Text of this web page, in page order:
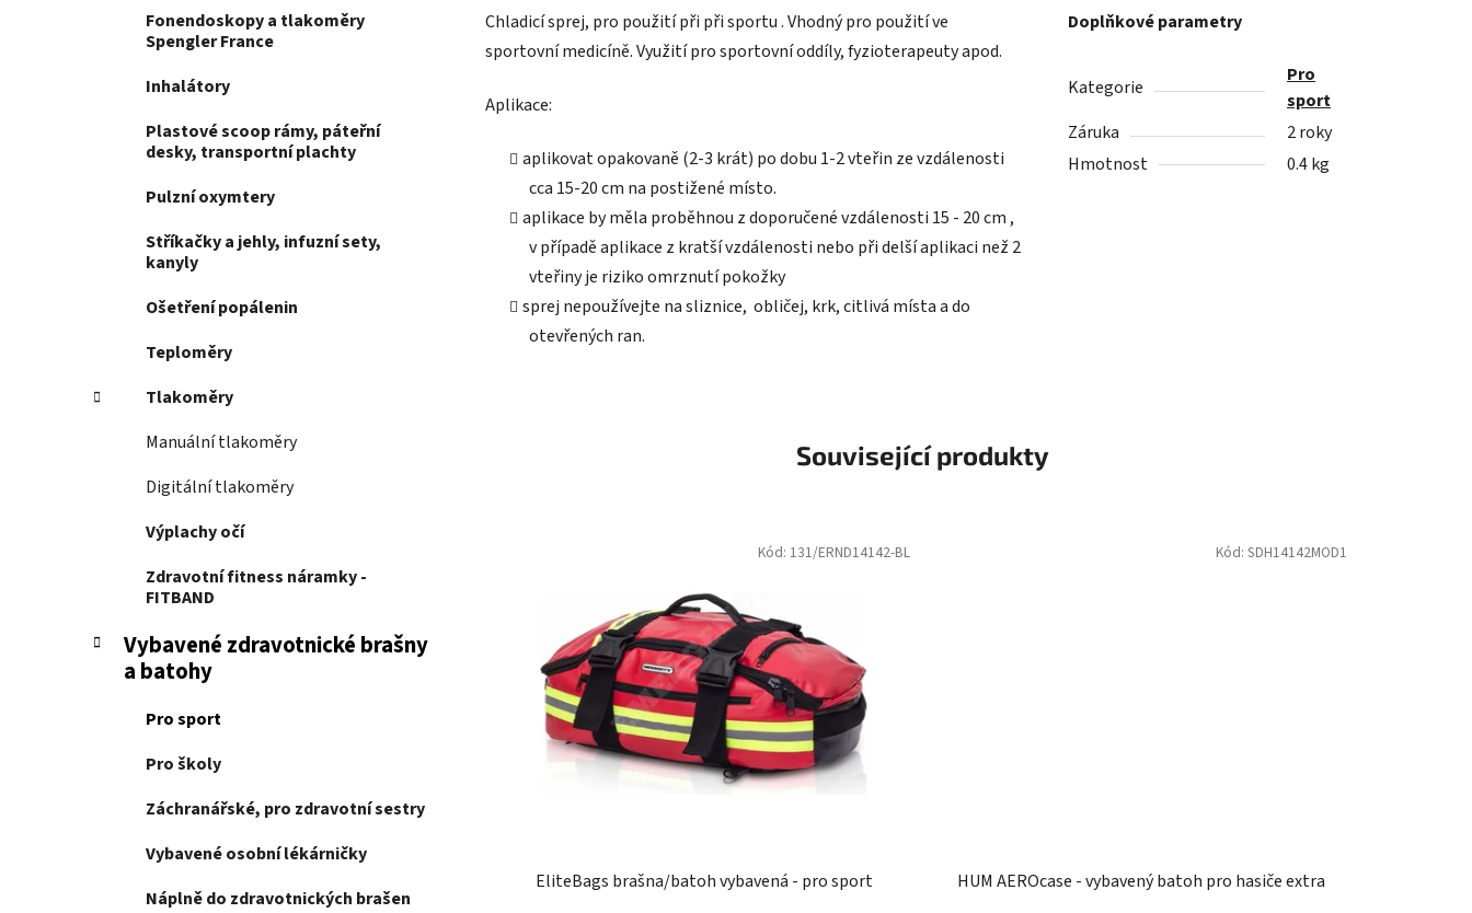
Fonendoskopy a tlakoměry
Spengler France
Inhalátory
Plastové scoop rámy, páteřní
desky, transportní plachty
Pulzní oxymtery
Stříkačky a jehly, infuzní sety,
kanyly
Ošetření popálenin
Teploměry
Tlakoměry
Manuální tlakoměry
Digitální tlakoměry
Výplachy očí
Zdravotní fitness náramky -
FITBAND
Vybavené zdravotnické brašny
a batohy
Pro sport
Pro školy
Záchranářské, pro zdravotní sestry
Vybavené osobní lékárničky
Náplně do zdravotnických brašen
Chladicí sprej, pro použití při při sportu . Vhodný pro použití ve
sportovní medicíně. Využití pro sportovní oddíly, fyzioterapeuty apod.
Aplikace:
aplikovat opakovaně (2-3 krát) po dobu 1-2 vteřin ze vzdálenosti
cca 15-20 cm na postižené místo.
aplikace by měla proběhnou z doporučené vzdálenosti 15 - 20 cm ,
v případě aplikace z kratší vzdálenosti nebo při delší aplikaci než 2
vteřiny je riziko omrznutí pokožky
sprej nepoužívejte na sliznice, obličej, krk, citlivá místa a do
otevřených ran.
Doplňkové parametry
Kategorie
Pro
sport
Záruka
2 roky
Hmotnost
0.4 kg
Související produkty
EliteBags brašna/batoh vybavená - pro sport
Kód: 131/ERND14142-BL
HUM AEROcase - vybavený batoh pro hasiče extra
Kód: SDH14142MOD1